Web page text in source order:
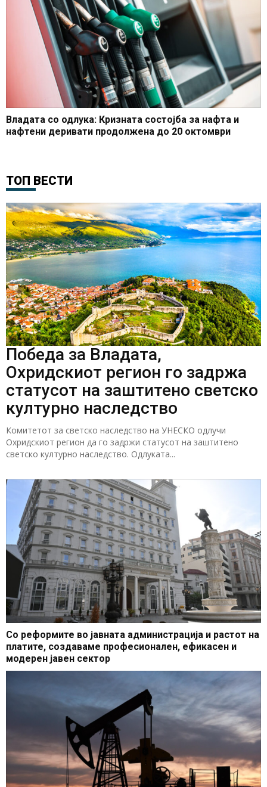
Владата со одлука: Кризната состојба за нафта и
нафтени деривати продолжена до 20 октомври
ТОП ВЕСТИ
Победа за Владата,
Охридскиот регион го задржа
статусот на заштитено светско
културно наследство
Комитетот за светско наследство на УНЕСКО одлучи
Охридскиот регион да го задржи статусот на заштитено
светско културно наследство. Одлуката...
Со реформите во јавната администрација и растот на
платите, создаваме професионален, ефикасен и
модерен јавен сектор